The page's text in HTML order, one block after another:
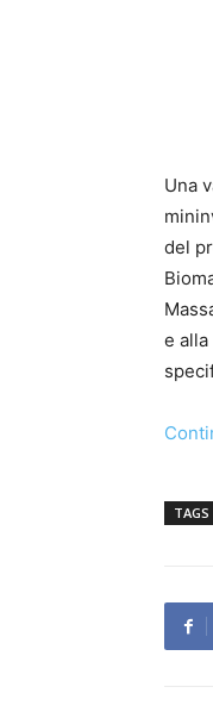
Una
del
e
TAGS